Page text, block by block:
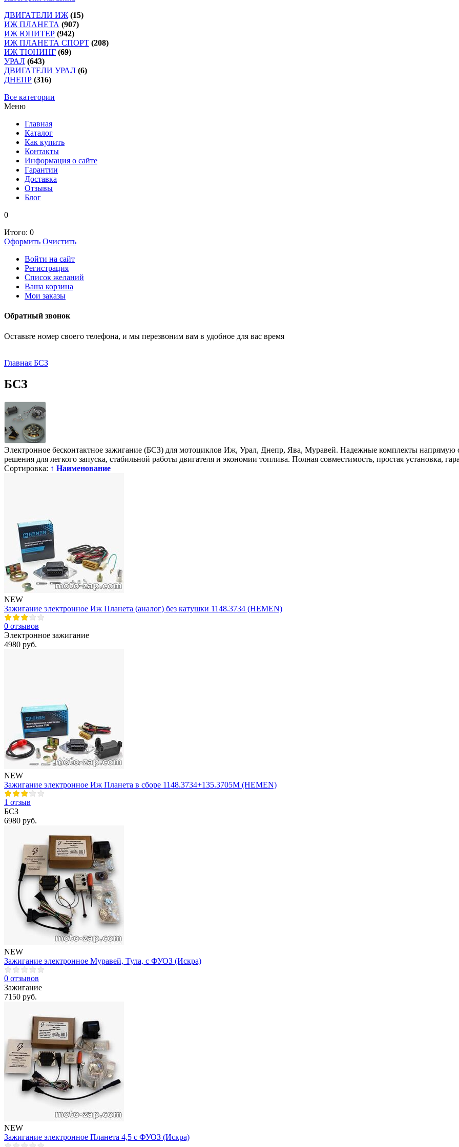
ДВИГАТЕЛИ ИЖ (15)
ИЖ ПЛАНЕТА (907)
ИЖ ЮПИТЕР (942)
ИЖ ПЛАНЕТА СПОРТ (208)
ИЖ ТЮНИНГ (69)
УРАЛ (643)
ДВИГАТЕЛИ УРАЛ (6)
ДНЕПР (316)
Все категории
Меню
Главная
Каталог
Как купить
Контакты
Информация о сайте
Гарантии
Доставка
Отзывы
Блог
0
Итого: 0
Оформить Очистить
Войти на сайт
Регистрация
Список желаний
Ваша корзина
Мои заказы
Обратный звонок
Оставьте номер своего телефона, и мы перезвоним вам в удобное для вас время
Главная БСЗ
БСЗ
Электронное бесконтактное зажигание (БСЗ) для мотоциклов Иж, Урал, Днепр, Ява, Муравей. Надежные комплекты напрямую
решения для легкого запуска, стабильной работы двигателя и экономии топлива. Полная совместимость, простая установка,
Сортировка: ↑ Наименование
NEW
Зажигание электронное Иж Планета (аналог) без катушки 1148.3734 (HEMEN)
0 отзывов
Электронное зажигание
4980 руб.
NEW
Зажигание электронное Иж Планета в сборе 1148.3734+135.3705М (HEMEN)
1 отзыв
БСЗ
6980 руб.
NEW
Зажигание электронное Муравей, Тула, с ФУОЗ (Искра)
0 отзывов
Зажигание
7150 руб.
NEW
Зажигание электронное Планета 4,5 с ФУОЗ (Искра)